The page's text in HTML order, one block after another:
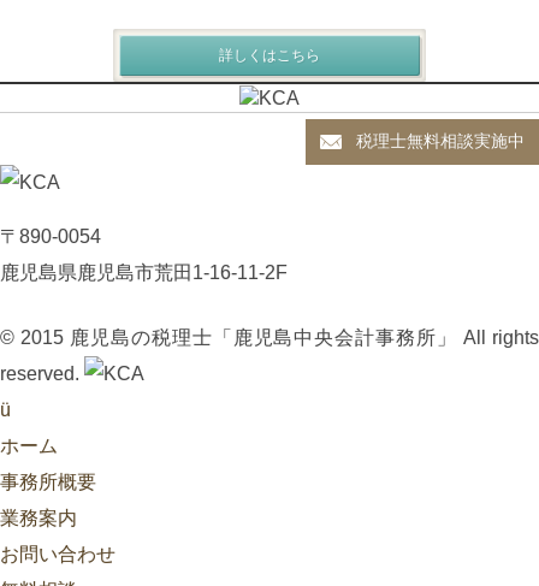
詳しくはこちら
税理士無料相談実施中
〒890-0054
鹿児島県鹿児島市荒田1-16-11-2F
© 2015 鹿児島の税理士「鹿児島中央会計事務所」 All rights
reserved.
ü
ホーム
事務所概要
業務案内
お問い合わせ